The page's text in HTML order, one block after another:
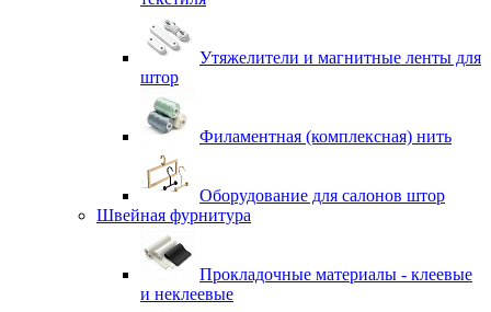
Утяжелители и магнитные ленты для
штор
Филаментная (комплексная) нить
Оборудование для салонов штор
Швейная фурнитура
Прокладочные материалы - клеевые
и неклеевые